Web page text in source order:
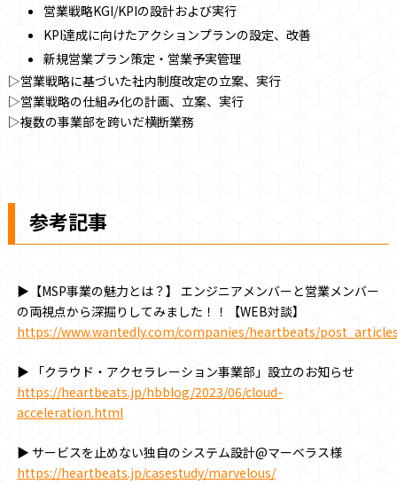
営業戦略KGI/KPIの設計および実行
KPI達成に向けたアクションプランの設定、改善
新規営業プラン策定・営業予実管理
▷営業戦略に基づいた社内制度改定の立案、実行
▷営業戦略の仕組み化の計画、立案、実行
▷複数の事業部を跨いだ横断業務
参考記事
▶【MSP事業の魅力とは？】 エンジニアメンバーと営業メンバー
の両視点から深掘りしてみました！！【WEB対談】
https://www.wantedly.com/companies/heartbeats/
▶ 「クラウド・アクセラレーション事業部」設立のお知らせ
https://heartbeats.jp/hbblog/2023/06/cloud-
acceleration.html
▶ サービスを止めない独自のシステム設計@マーベラス様
https://heartbeats.jp/casestudy/marvelous/